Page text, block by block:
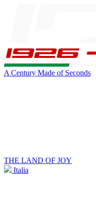
A Century Made of Seconds
THE LAND OF JOY
Italia